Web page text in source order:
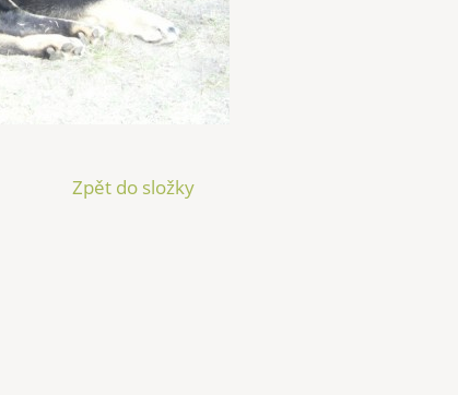
Zpět do složky